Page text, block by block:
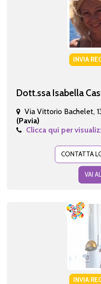
INVIA
Dott.ssa Isabella
Via Vittorio Bachelet,
(Pavia)
Clicca qui per
CONTATTA
VAI
INVIA